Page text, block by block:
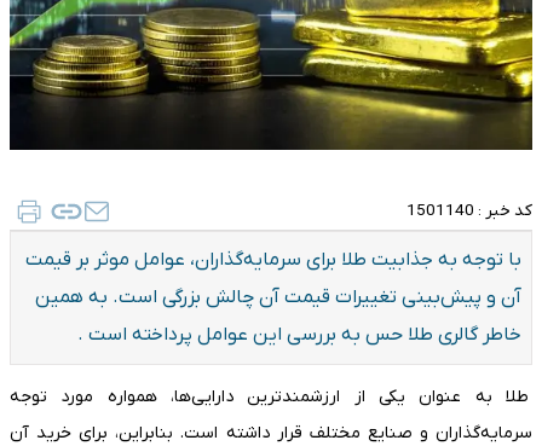
کد خبر : 1501140
با توجه به جذابیت طلا برای سرمایه‌گذاران، عوامل موثر بر قیمت
آن و پیش‌بینی تغییرات قیمت آن چالش بزرگی است. به همین
خاطر گالری طلا حس به بررسی این عوامل پرداخته است .
طلا به عنوان یکی از ارزشمندترین دارایی‌ها، همواره مورد توجه
سرمایه‌گذاران و صنایع مختلف قرار داشته است. بنابراین، برای خرید آن